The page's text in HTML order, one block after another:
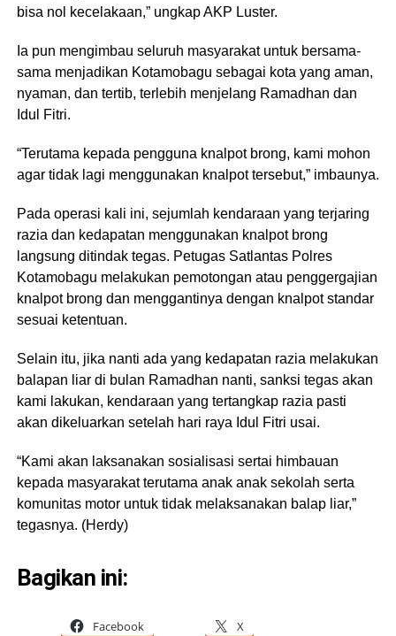
bisa nol kecelakaan,” ungkap AKP Luster.
Ia pun mengimbau seluruh masyarakat untuk bersama-
sama menjadikan Kotamobagu sebagai kota yang aman,
nyaman, dan tertib, terlebih menjelang Ramadhan dan
Idul Fitri.
“Terutama kepada pengguna knalpot brong, kami mohon
agar tidak lagi menggunakan knalpot tersebut,” imbaunya.
Pada operasi kali ini, sejumlah kendaraan yang terjaring
razia dan kedapatan menggunakan knalpot brong
langsung ditindak tegas. Petugas Satlantas Polres
Kotamobagu melakukan pemotongan atau penggergajian
knalpot brong dan menggantinya dengan knalpot standar
sesuai ketentuan.
Selain itu, jika nanti ada yang kedapatan razia melakukan
balapan liar di bulan Ramadhan nanti, sanksi tegas akan
kami lakukan, kendaraan yang tertangkap razia pasti
akan dikeluarkan setelah hari raya Idul Fitri usai.
“Kami akan laksanakan sosialisasi sertai himbauan
kepada masyarakat terutama anak anak sekolah serta
komunitas motor untuk tidak melaksanakan balap liar,”
tegasnya. (Herdy)
Bagikan ini:
Facebook X